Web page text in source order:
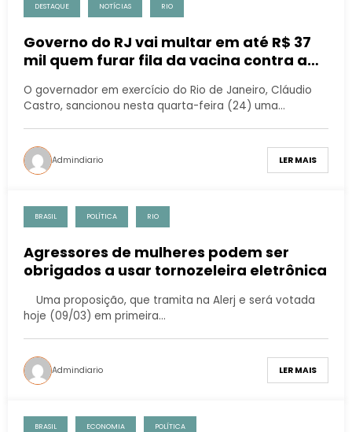
DESTAQUE NOTÍCIAS RIO
Governo do RJ vai multar em até R$ 37
mil quem furar fila da vacina contra a
O governador em exercício do Rio de Janeiro, Cláudio
Castro, sancionou nesta quarta-feira (24) uma…
Admindiario LER MAIS
BRASIL POLÍTICA RIO
Agressores de mulheres podem ser
obrigados a usar tornozeleira eletrônica
Uma proposição, que tramita na Alerj e será votada
hoje (09/03) em primeira…
Admindiario LER MAIS
BRASIL ECONOMIA POLÍTICA